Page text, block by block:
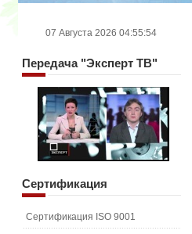
07 Августа 2026 04:55:54
Передача"Эксперт ТВ"
Сертификация
Сертификация ISO 9001